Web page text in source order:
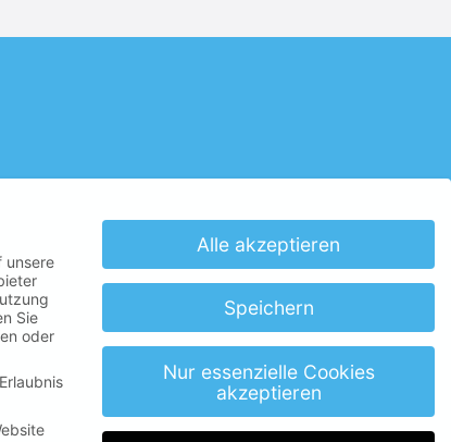
unsere
Sie
oder
Alle akzeptieren
Speichern
Nur essenzielle Cookies
akzeptieren